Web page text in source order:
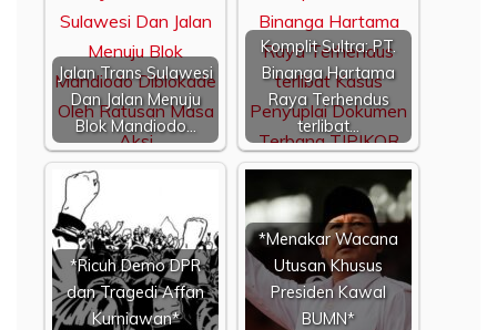
Jalan Trans Sulawesi
Dan Jalan Menuju
Blok Mandiodo…
Komplit Sultra: PT.
Binanga Hartama
Raya Terhendus
terlibat…
*Ricuh Demo DPR
dan Tragedi Affan
Kurniawan*
*Menakar Wacana
Utusan Khusus
Presiden Kawal
BUMN*